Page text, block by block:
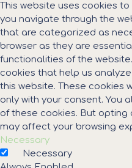
This website uses cookies
you navigate through the
that are categorized as
browser as they are
functionalities of the
cookies that help us
this website. These cookies
only with your consent. You
of these cookies. But
may affect your browsing
Necessary
Necessary